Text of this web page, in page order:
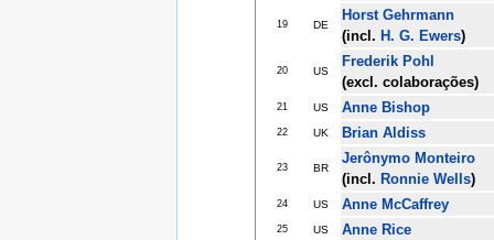
19 DE
Horst Gehrmann
(incl. H. G. Ewers)
20 US
Frederik Pohl
(excl. colaborações)
21 US Anne Bishop
22 UK Brian Aldiss
23 BR
Jerônymo Monteiro
(incl. Ronnie Wells)
24 US Anne McCaffrey
25 US Anne Rice